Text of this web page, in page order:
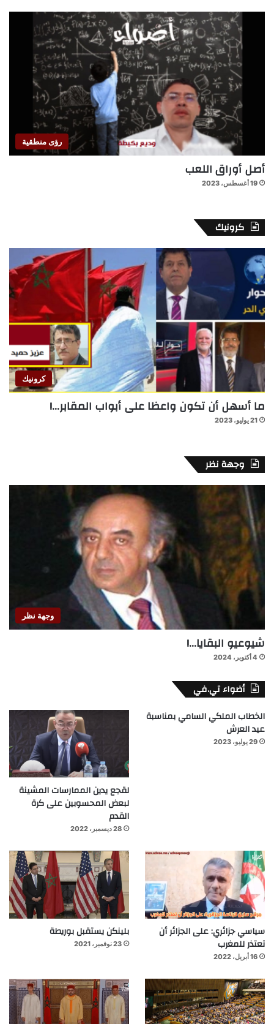
رؤى منطقية
أصل أوراق اللعب
19 أغسطس، 2023
كرونيك
كرونيك
ما أسهل أن تكون واعظا على أبواب المقابر…!
21 يوليو، 2023
وجهة نظر
وجهة نظر
شيوعيو البقايا…!
4 أكتوبر، 2024
أضواء تي.في
الخطاب الملكي السامي بمناسبة
عيد العرش
29 يوليو، 2023
لقجع يدين الممارسات المشينة
لبعض المحسوبين على كرة
القدم
28 ديسمبر، 2022
سياسي جزائري: على الجزائر أن
تعتذر للمغرب
16 أبريل، 2022
بلينكن يستقبل بوريطة
23 نوفمبر، 2021